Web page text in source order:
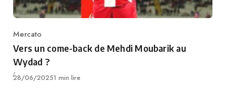
Category
Mercato
Vers un come-back de Mehdi Moubarik au
Wydad ?
Publié
28/06/20251 min lire